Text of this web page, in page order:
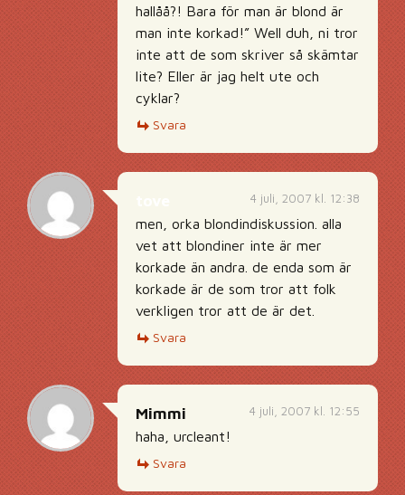
hallåå?! Bara för man är blond är
man inte korkad!” Well duh, ni tror
inte att de som skriver så skämtar
lite? Eller är jag helt ute och
cyklar?
Svara
4 juli, 2007 kl. 12:38
men, orka blondindiskussion. alla
vet att blondiner inte är mer
korkade än andra. de enda som är
korkade är de som tror att folk
verkligen tror att de är det.
Svara
4 juli, 2007 kl. 12:55
Mimmi
haha, urcleant!
Svara